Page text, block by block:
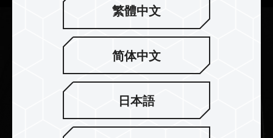
繁體中文
简体中文
日本語